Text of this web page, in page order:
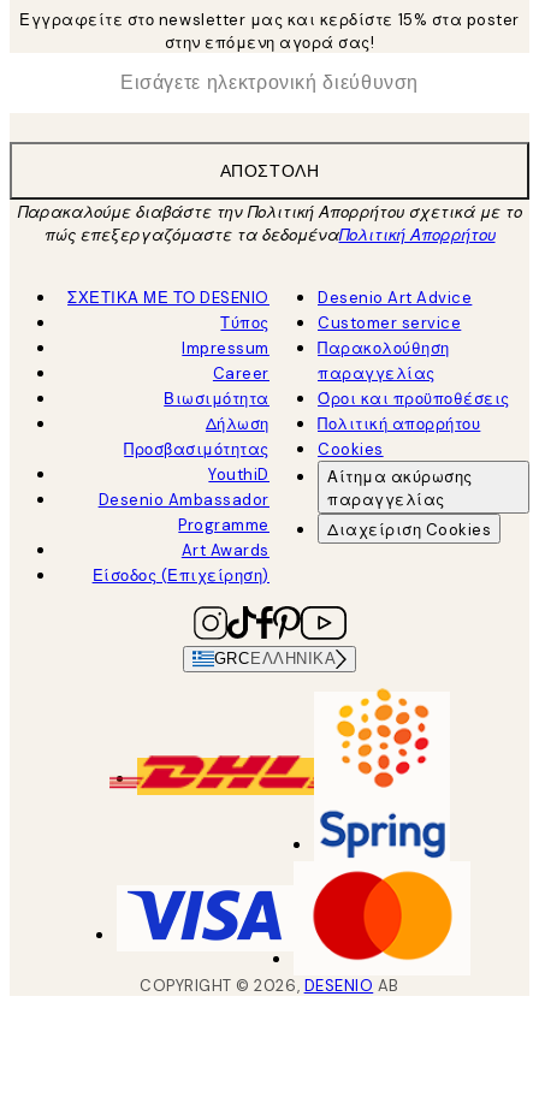
Εγγραφείτε στο newsletter μας και κερδίστε 15% στα poster
στην επόμενη αγορά σας!
Ηλεκτρονική Διεύθυνση
ΑΠΟΣΤΟΛΉ
Παρακαλούμε διαβάστε την Πολιτική Απορρήτου σχετικά με το
πώς επεξεργαζόμαστε τα δεδομέναΠολιτική Απορρήτου
ΣΧΕΤΙΚΑ ΜΕ ΤΟ DESENIO
Τύπος
Impressum
Career
Βιωσιμότητα
Δήλωση
Προσβασιμότητας
YouthiD
Desenio Ambassador
Programme
Art Awards
Είσοδος (Επιχείρηση)
Desenio Art Advice
Customer service
Παρακολούθηση
παραγγελίας
Όροι και προϋποθέσεις
Πολιτική απορρήτου
Cookies
Αίτημα ακύρωσης
παραγγελίας
Διαχείριση Cookies
GRC ΕΛΛΗΝΙΚΆ
COPYRIGHT ©2026, DESENIO AB